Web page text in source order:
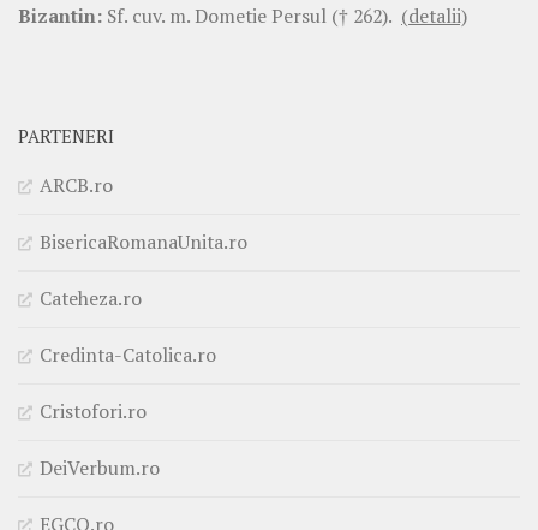
Bizantin: Sf. cuv. m. Dometie Persul († 262). (detalii)
PARTENERI
ARCB.ro
BisericaRomanaUnita.ro
Cateheza.ro
Credinta-Catolica.ro
Cristofori.ro
DeiVerbum.ro
EGCO.ro